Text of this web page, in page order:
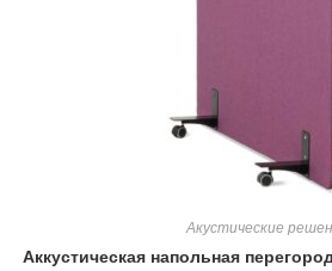
Акустические
Аккустическая напольная